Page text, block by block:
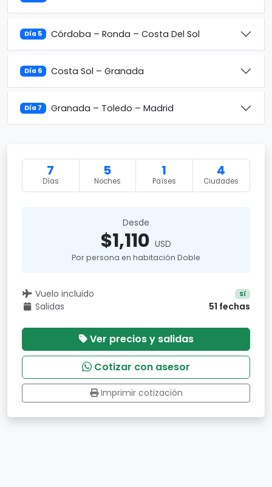
Día 5 Córdoba – Ronda – Costa Del Sol
Día 6 Costa Sol – Granada
Día 7 Granada – Toledo – Madrid
7
Días
5
Noches
1
Países
4
Ciudades
Desde
$1,110 USD
Por persona en habitación Doble
Vuelo incluido Sí
Salidas 51 fechas
Ver precios y salidas
Cotizar con asesor
Imprimir cotización